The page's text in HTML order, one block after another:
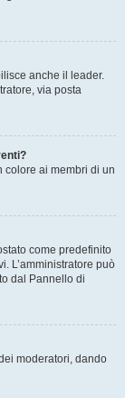
anche il leader.
via posta
colore ai membri di un
come predefinito
L’amministratore può
dal Pannello di
moderatori, dando